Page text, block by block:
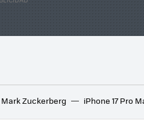
Mark Zuckerberg iPhone 17 Pro